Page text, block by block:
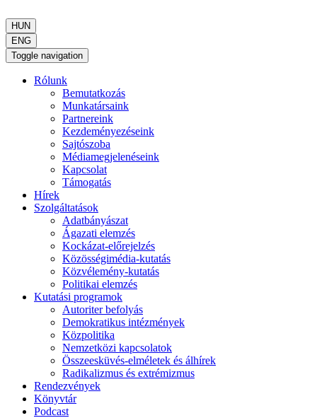
HUN
ENG
Toggle navigation
Rólunk
Bemutatkozás
Munkatársaink
Partnereink
Kezdeményezéseink
Sajtószoba
Médiamegjelenéseink
Kapcsolat
Támogatás
Hírek
Szolgáltatások
Adatbányászat
Ágazati elemzés
Kockázat-előrejelzés
Közösségimédia-kutatás
Közvélemény-kutatás
Politikai elemzés
Kutatási programok
Autoriter befolyás
Demokratikus intézmények
Közpolitika
Nemzetközi kapcsolatok
Összeesküvés-elméletek és álhírek
Radikalizmus és extrémizmus
Rendezvények
Könyvtár
Podcast